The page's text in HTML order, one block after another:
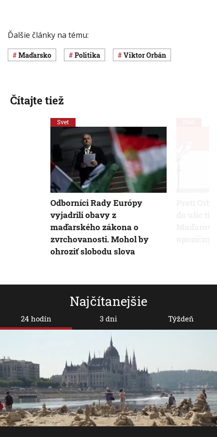
Ďalšie články na tému:
Maďarsko Politika Viktor Orbán
Najčítanejšie
24 hodín 3 dni Týždeň
Čítajte tiež
Svet
Odborníci Rady Európy
vyjadrili obavy z
maďarského zákona o
zvrchovanosti. Mohol by
ohroziť slobodu slova